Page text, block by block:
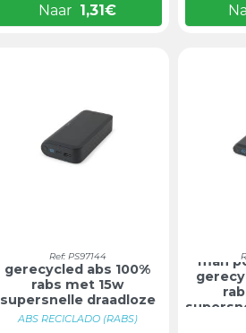
Naar 1,31€
Ref: PS97144
mah powerbank in
gerecycled abs 100%
rabs met 15w
supersnelle draadloze
...
ABS RECICLADO (RABS)
mah